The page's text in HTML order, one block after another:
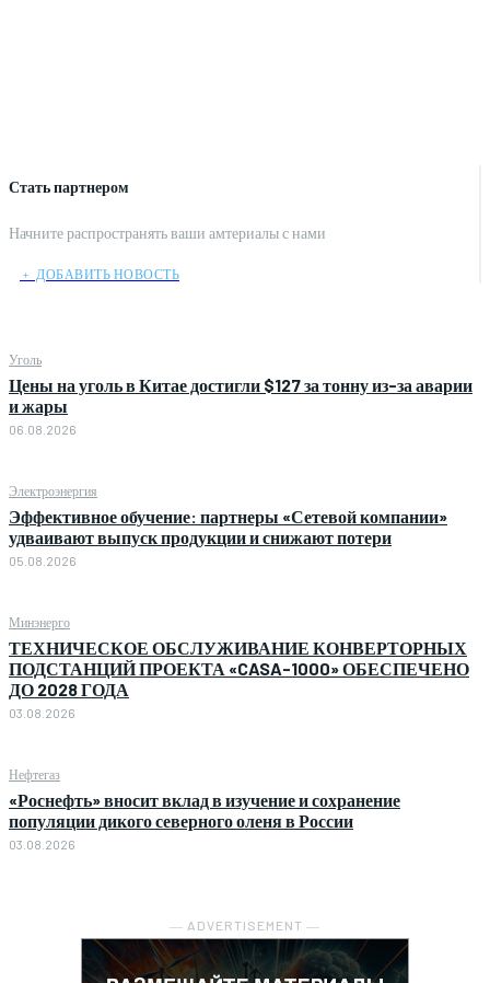
Стать партнером
Начните распространять ваши амтериалы с нами
﹢ ДОБАВИТЬ НОВОСТЬ
Уголь
Цены на уголь в Китае достигли $127 за тонну из-за аварии
и жары
06.08.2026
Электроэнергия
Эффективное обучение: партнеры «Сетевой компании»
удваивают выпуск продукции и снижают потери
05.08.2026
Минэнерго
ТЕХНИЧЕСКОЕ ОБСЛУЖИВАНИЕ КОНВЕРТОРНЫХ
ПОДСТАНЦИЙ ПРОЕКТА «CASA-1000» ОБЕСПЕЧЕНО
ДО 2028 ГОДА
03.08.2026
Нефтегаз
«Роснефть» вносит вклад в изучение и сохранение
популяции дикого северного оленя в России
03.08.2026
― ADVERTISEMENT ―